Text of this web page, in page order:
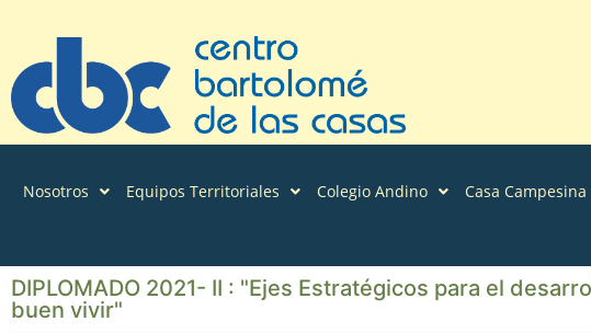
Nosotros Equipos Territoriales Colegio Andino Casa Campesina
DIPLOMADO 2021- II : "Ejes Estratégicos para el
buen vivir"